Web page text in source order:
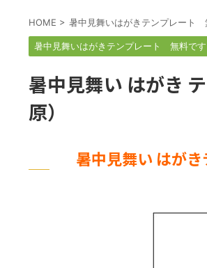
HOME > 暑中見舞いはがきテンプレート
暑中見舞いはがきテンプレート 無料で
暑中見舞い はがき
原）
暑中見舞い はが